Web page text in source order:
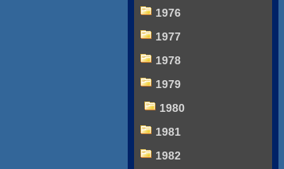
1976
1977
1978
1979
1980
1981
1982